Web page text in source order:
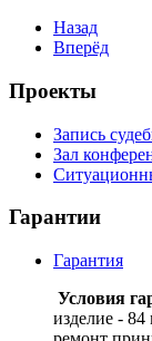
Назад
Вперёд
Проекты
Запись
Зал
Гарантии
Гарантия
Условия
изделие -